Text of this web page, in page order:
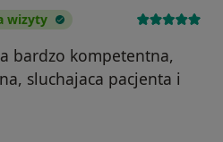
wizyty
bardzo kompetentna,
sluchajaca pacjenta i